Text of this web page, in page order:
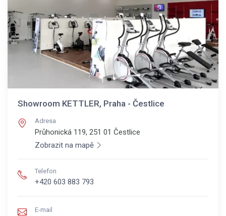
Showroom KETTLER, Praha - Čestlice
Adresa
Průhonická 119, 251 01 Čestlice
Zobrazit na mapě
Telefon
+420 603 883 793
E-mail